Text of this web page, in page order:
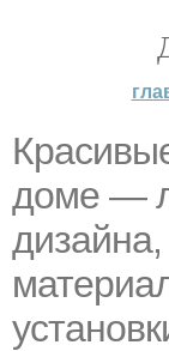
доме —